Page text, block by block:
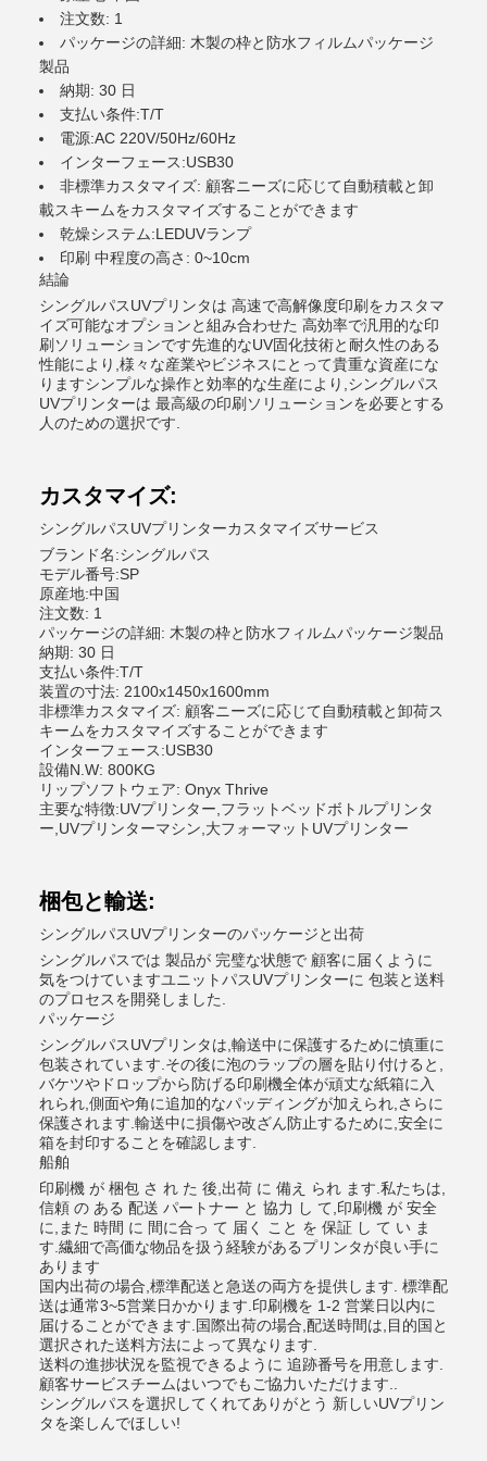
注文数: 1
パッケージの詳細: 木製の枠と防水フィルムパッケージ
製品
納期: 30 日
支払い条件:T/T
電源:AC 220V/50Hz/60Hz
インターフェース:USB30
非標準カスタマイズ: 顧客ニーズに応じて自動積載と卸
載スキームをカスタマイズすることができます
乾燥システム:LEDUVランプ
印刷 中程度の高さ: 0~10cm
結論
シングルパスUVプリンタは 高速で高解像度印刷をカスタマ
イズ可能なオプションと組み合わせた 高効率で汎用的な印
刷ソリューションです先進的なUV固化技術と耐久性のある
性能により,様々な産業やビジネスにとって貴重な資産にな
りますシンプルな操作と効率的な生産により,シングルパス
UVプリンターは 最高級の印刷ソリューションを必要とする
人のための選択です.
カスタマイズ:
シングルパスUVプリンターカスタマイズサービス
ブランド名:シングルパス
モデル番号:SP
原産地:中国
注文数: 1
パッケージの詳細: 木製の枠と防水フィルムパッケージ製品
納期: 30 日
支払い条件:T/T
装置の寸法: 2100x1450x1600mm
非標準カスタマイズ: 顧客ニーズに応じて自動積載と卸荷ス
キームをカスタマイズすることができます
インターフェース:USB30
設備N.W: 800KG
リップソフトウェア: Onyx Thrive
主要な特徴:UVプリンター,フラットベッドボトルプリンタ
ー,UVプリンターマシン,大フォーマットUVプリンター
梱包と輸送:
シングルパスUVプリンターのパッケージと出荷
シングルパスでは 製品が 完璧な状態で 顧客に届くように
気をつけていますユニットパスUVプリンターに 包装と送料
のプロセスを開発しました.
パッケージ
シングルパスUVプリンタは,輸送中に保護するために慎重に
包装されています.その後に泡のラップの層を貼り付けると,
バケツやドロップから防げる印刷機全体が頑丈な紙箱に入
れられ,側面や角に追加的なパッディングが加えられ,さらに
保護されます.輸送中に損傷や改ざん防止するために,安全に
箱を封印することを確認します.
船舶
印刷機 が 梱包 さ れ た 後,出荷 に 備え られ ます.私たちは,
信頼 の ある 配送 パートナー と 協力 し て,印刷機 が 安全
に,また 時間 に 間に合っ て 届く こと を 保証 し て い ま
す.繊細で高価な物品を扱う経験があるプリンタが良い手に
あります
国内出荷の場合,標準配送と急送の両方を提供します. 標準配
送は通常3~5営業日かかります.印刷機を 1-2 営業日以内に
届けることができます.国際出荷の場合,配送時間は,目的国と
選択された送料方法によって異なります.
送料の進捗状況を監視できるように 追跡番号を用意します.
顧客サービスチームはいつでもご協力いただけます..
シングルパスを選択してくれてありがとう 新しいUVプリン
タを楽しんでほしい!